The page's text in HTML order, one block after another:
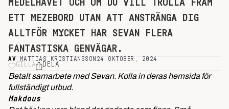
MEDELHAVET OCH OM DU VILL TROLLA FRAM
ETT MEZEBORD UTAN ATT ANSTRÄNGA DIG
ALLTFÖR MYCKET HAR SEVAN FLERA
FANTASTISKA GENVÄGAR.
AV MATTIAS KRISTIANSSON 24 OKTOBER, 2024
GILLA DELA
Betalt samarbete med Sevan. Kolla in deras hemsida för
fullständigt utbud.
Makdous